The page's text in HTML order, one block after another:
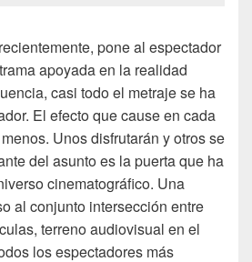
pone al espectador
apoyada en la realidad
casi todo el metraje se ha
El efecto que cause en cada
Unos disfrutarán y otros se
del asunto es la puerta que ha
cinematográfico. Una
al conjunto intersección entre
terreno audiovisual en el
los espectadores más